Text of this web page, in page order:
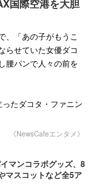
国際空港を大胆
、「あの子がもうこ
らせていた女優ダコ
腰パンで人々の前を
たダコタ・ファニン
《NewsCafeエンタメ》
マンコラボグッズ、8
マスコットなど全5ア